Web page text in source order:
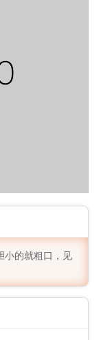
小的就粗口，见